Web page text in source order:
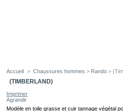
Accueil > Chaussures hommes > Rando >
(TIMBERLAND)
Imprimer
Agrandir
Modèle en toile grasse et cuir tannage végétal